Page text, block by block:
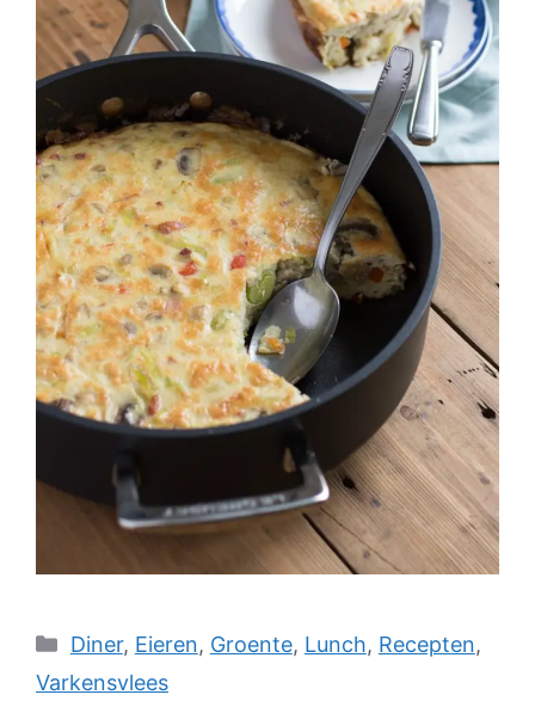
Categories
Diner, Eieren, Groente, Lunch, Recepten,
Varkensvlees